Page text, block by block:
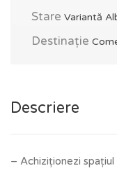
Stare Variantă
Destinație
Descriere
– Achiziționezi